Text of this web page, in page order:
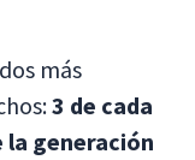
más
3 de cada
la generación